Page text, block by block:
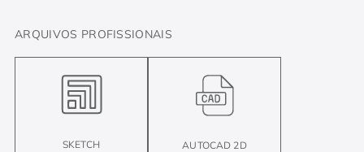
ARQUIVOS PROFISSIONAIS
SKETCH AUTOCAD 2D